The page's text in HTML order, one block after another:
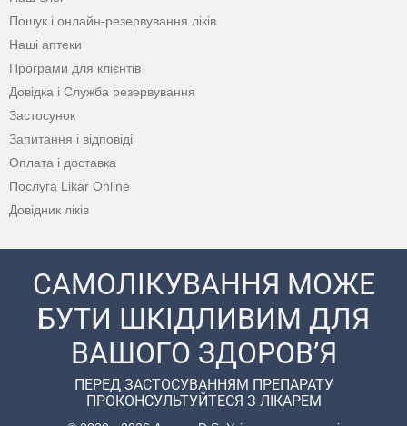
Пошук і онлайн-резервування ліків
Наші аптеки
Програми для клієнтів
Довідка і Служба резервування
Застосунок
Запитання і відповіді
Оплата і доставка
Послуга Likar Online
Довідник ліків
САМОЛІКУВАННЯ МОЖЕ
БУТИ ШКІДЛИВИМ ДЛЯ
ВАШОГО ЗДОРОВ’Я
ПЕРЕД ЗАСТОСУВАННЯМ ПРЕПАРАТУ
ПРОКОНСУЛЬТУЙТЕСЯ З ЛІКАРЕМ